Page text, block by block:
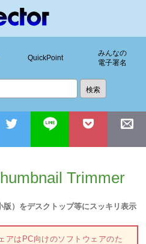
QuickPoint
みんなの
電子署名
Trimmer
）をデスクトップ等にスッキリ表示
アはPC向けのソフトウェアのた